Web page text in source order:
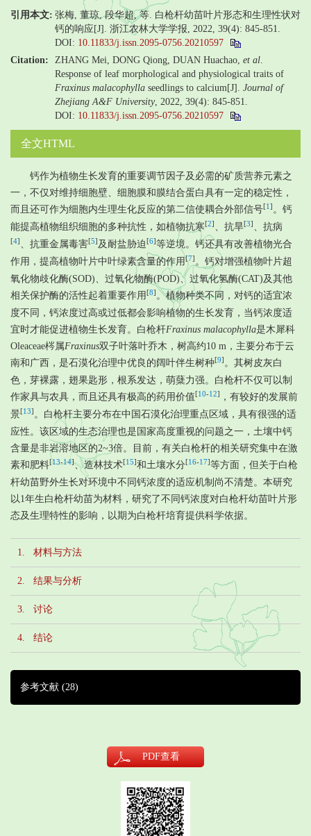
引用本文: 张梅, 董琼, 段华超, 等. 白枪杆幼苗叶片形态和生理性状对
钙的响应[J]. 浙江农林大学学报, 2022, 39(4): 845-851.
DOI: 10.11833/j.issn.2095-0756.20210597
Citation:
ZHANG Mei, DONG Qiong, DUAN Huachao, et al
Response of leaf morphological and physiological traits of
Fraxinus malacophylla seedlings to calcium[J]. Journal of
Zhejiang A&F University, 2022, 39(4): 845-851.
DOI: 10.11833/j.issn.2095-0756.20210597
全文HTML
钙作为植物生长发育的重要调节因子及必需的矿质营养元素之
一，不仅对维持细胞壁、细胞膜和膜结合蛋白具有一定的稳定性，
而且还可作为细胞内生理生化反应的第二信使耦合外部信号[1 ] 。钙
能提高植物组织细胞的多种抗性，如植物抗寒[2] 、抗旱[3] 、抗病
[4] 、抗重金属毒害[5] 及耐盐胁迫 [6]等逆境。钙还具有改善植物光合
作用，提高植物叶片中叶绿素含量的作用[7] 。钙对增强植物叶片超
氧化物歧化酶(SOD)、过氧化物酶(POD)、过氧化氢酶(CAT)及其他
相关保护酶的活性起着重要作用 [8] 。植物种类不同，对钙的适宜浓
度不同，钙浓度过高或过低都会影响植物的生长发育，当钙浓度适
宜时才能促进植物生长发育。白枪杆Fraxinus malacophylla是木犀科
Oleaceae梣属Fraxinus双子叶落叶乔木，树高约10 m，主要分布于云
南和广西，是石漠化治理中优良的阔叶伴生树种[9] 。其树皮灰白
色，芽裸露，翅果匙形，根系发达，萌蘖力强。白枪杆不仅可以制
作家具与农具，而且还具有极高的药用价值[10-12]
，有较好的发展前
景[13] 。白枪杆主要分布在中国石漠化治理重点区域，具有很强的适
应性。该区域的生态治理也是国家高度重视的问题之一，土壤中钙
含量是非岩溶地区的2~3倍。目前，有关白枪杆的相关研究集中在激
素和肥料[13-14]、造林技术[15]和土壤水分[16-17]等方面，但关于白枪
杆幼苗野外生长对环境中不同钙浓度的适应机制尚不清楚。本研究
以1年生白枪杆幼苗为材料，研究了不同钙浓度对白枪杆幼苗叶片形
态及生理特性的影响，以期为白枪杆培育提供科学依据。
1. 材料与方法
2. 结果与分析
3. 讨论
4. 结论
参考文献 (28)
PDF查看